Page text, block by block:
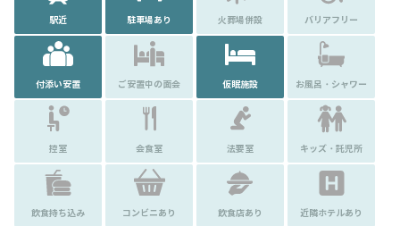
駅近 駐車場あり 火葬場併設 バリアフリー
付添い安置 ご安置中の面会 仮眠施設 お風呂・シャワー
控室 会食室 法要室 キッズ・託児所
飲食持ち込み コンビニあり 飲食店あり 近隣ホテルあり